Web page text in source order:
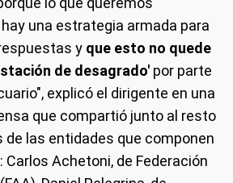
una estrategia armada para
y que esto no quede
de desagrado' por parte
explicó el dirigente en una
que compartió junto al resto
de las entidades que componen
Carlos Achetoni, de Federación